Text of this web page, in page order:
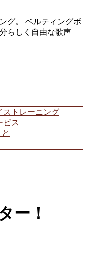
グ。 ベルティングボ
らしく自由な歌声
ストレーニング
ビス
ー！